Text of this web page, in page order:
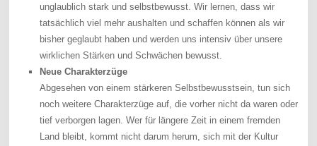
unglaublich stark und selbstbewusst. Wir lernen, dass wir
tatsächlich viel mehr aushalten und schaffen können als wir
bisher geglaubt haben und werden uns intensiv über unsere
wirklichen Stärken und Schwächen bewusst.
Neue Charakterzüge
Abgesehen von einem stärkeren Selbstbewusstsein, tun sich
noch weitere Charakterzüge auf, die vorher nicht da waren oder
tief verborgen lagen. Wer für längere Zeit in einem fremden
Land bleibt, kommt nicht darum herum, sich mit der Kultur